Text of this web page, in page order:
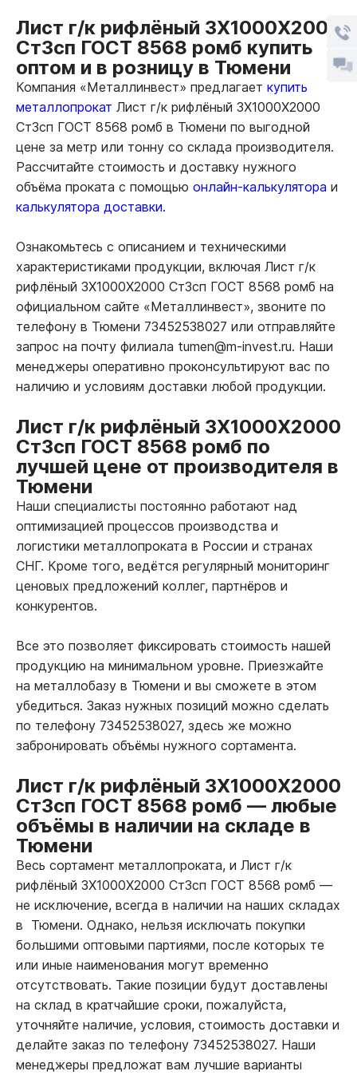
Лист г/к рифлёный 3Х1000Х2000
Ст3сп ГОСТ 8568 ромб купить
оптом и в розницу в Тюмени
Компания «Металлинвест» предлагает купить
металлопрокат Лист г/к рифлёный 3Х1000Х2000
Ст3сп ГОСТ 8568 ромб в Тюмени по выгодной
цене за метр или тонну со склада производителя.
Рассчитайте стоимость и доставку нужного
объёма проката с помощью онлайн-калькулятора и
калькулятора доставки.
Ознакомьтесь с описанием и техническими
характеристиками продукции, включая Лист г/к
рифлёный 3Х1000Х2000 Ст3сп ГОСТ 8568 ромб на
официальном сайте «Металлинвест», звоните по
телефону в Тюмени 73452538027 или отправляйте
запрос на почту филиала tumen@m-invest.ru. Наши
менеджеры оперативно проконсультируют вас по
наличию и условиям доставки любой продукции.
Лист г/к рифлёный 3Х1000Х2000
Ст3сп ГОСТ 8568 ромб по
лучшей цене от производителя в
Тюмени
Наши специалисты постоянно работают над
оптимизацией процессов производства и
логистики металлопроката в России и странах
СНГ. Кроме того, ведётся регулярный мониторинг
ценовых предложений коллег, партнёров и
конкурентов.
Все это позволяет фиксировать стоимость нашей
продукцию на минимальном уровне. Приезжайте
на металлобазу в Тюмени и вы сможете в этом
убедиться. Заказ нужных позиций можно сделать
по телефону 73452538027, здесь же можно
забронировать объёмы нужного сортамента.
Лист г/к рифлёный 3Х1000Х2000
Ст3сп ГОСТ 8568 ромб — любые
объёмы в наличии на складе в
Тюмени
Весь сортамент металлопроката, и Лист г/к
рифлёный 3Х1000Х2000 Ст3сп ГОСТ 8568 ромб —
не исключение, всегда в наличии на наших складах
в Тюмени. Однако, нельзя исключать покупки
большими оптовыми партиями, после которых те
или иные наименования могут временно
отсутствовать. Такие позиции будут доставлены
на склад в кратчайшие сроки, пожалуйста,
уточняйте наличие, условия, стоимость доставки и
делайте заказ по телефону 73452538027. Наши
менеджеры предложат вам лучшие варианты